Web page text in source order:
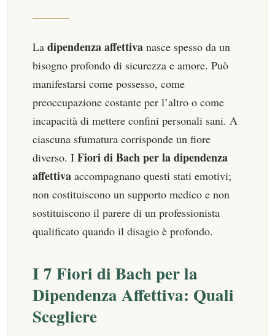
La dipendenza affettiva nasce spesso da un
bisogno profondo di sicurezza e amore. Può
manifestarsi come possesso, come
preoccupazione costante per l’altro o come
incapacità di mettere confini personali sani. A
ciascuna sfumatura corrisponde un fiore
diverso. I Fiori di Bach per la dipendenza
affettiva accompagnano questi stati emotivi;
non costituiscono un supporto medico e non
sostituiscono il parere di un professionista
qualificato quando il disagio è profondo.
I 7 Fiori di Bach per la
Dipendenza Affettiva: Quali
Scegliere